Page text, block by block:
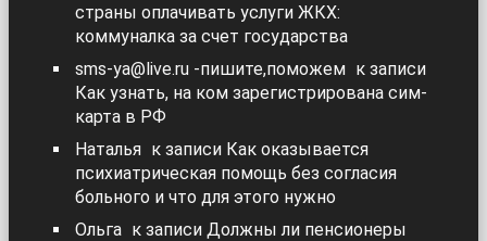
страны оплачивать услуги ЖКХ:
коммуналка за счет государства
sms-ya@live.ru -пишите,поможем к записи
Как узнать, на ком зарегистрирована сим-
карта в РФ
Наталья к записи Как оказывается
психиатрическая помощь без согласия
больного и что для этого нужно
Ольга к записиДолжны ли пенсионеры